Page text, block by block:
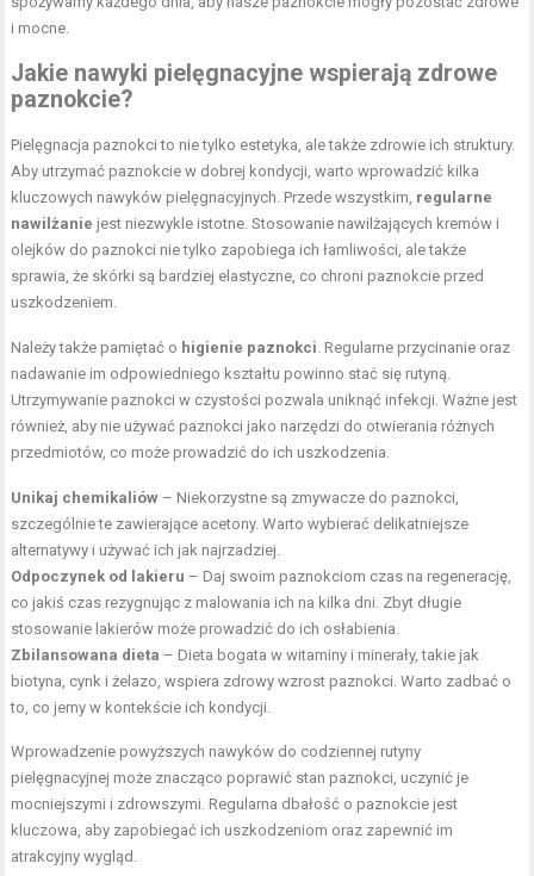
i mocne.
Jakie nawyki pielęgnacyjne wspierają zdrowe
paznokcie?
Pielęgnacja paznokci to nie tylko estetyka, ale także zdrowie ich struktury.
Aby utrzymać paznokcie w dobrej kondycji, warto wprowadzić kilka
kluczowych nawyków pielęgnacyjnych. Przede wszystkim, regularne
nawilżanie jest niezwykle istotne. Stosowanie nawilżających kremów i
olejków do paznokci nie tylko zapobiega ich łamliwości, ale także
sprawia, że skórki są bardziej elastyczne, co chroni paznokcie przed
uszkodzeniem.
Należy także pamiętać o higienie paznokci. Regularne przycinanie oraz
nadawanie im odpowiedniego kształtu powinno stać się rutyną.
Utrzymywanie paznokci w czystości pozwala uniknąć infekcji. Ważne jest
również, aby nie używać paznokci jako narzędzi do otwierania różnych
przedmiotów, co może prowadzić do ich uszkodzenia.
Unikaj chemikaliów – Niekorzystne są zmywacze do paznokci,
szczególnie te zawierające acetony. Warto wybierać delikatniejsze
alternatywy i używać ich jak najrzadziej.
Odpoczynek od lakieru – Daj swoim paznokciom czas na regenerację,
co jakiś czas rezygnując z malowania ich na kilka dni. Zbyt długie
stosowanie lakierów może prowadzić do ich osłabienia.
Zbilansowana dieta – Dieta bogata w witaminy i minerały, takie jak
biotyna, cynk i żelazo, wspiera zdrowy wzrost paznokci. Warto zadbać o
to, co jemy w kontekście ich kondycji.
Wprowadzenie powyższych nawyków do codziennej rutyny
pielęgnacyjnej może znacząco poprawić stan paznokci, uczynić je
mocniejszymi i zdrowszymi. Regularna dbałość o paznokcie jest
kluczowa, aby zapobiegać ich uszkodzeniom oraz zapewnić im
atrakcyjny wygląd.